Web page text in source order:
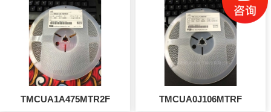
TMCUA1A475MTR2F TMCUA0J106MTRF